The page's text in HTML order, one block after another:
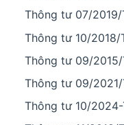
Thông tư 07/2019/
Thông tư 10/2018/
Thông tư 09/2015/
Thông tư 09/2021/
Thông tư 10/2024-